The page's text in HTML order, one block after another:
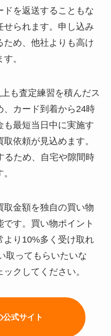
ドを返送することもな
せられます。申し込み
め、他社よりも高け
。
も査定練習を積んだス
、カード到着から24時
も最短当日中に実施す
依頼が見込めます。
るため、自宅や隙間時
取金額を独自の買い物
す。買い物ポイント
より10%多く受け取れ
取ってもらいたいな
クしてください。
公式サイト